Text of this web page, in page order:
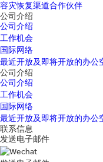
容灾恢复渠道合作伙伴
公司介绍
公司介绍
工作机会
国际网络
最近开放及即将开放的办公
公司介绍
公司介绍
工作机会
国际网络
最近开放及即将开放的办公
联系信息
发送电子邮件